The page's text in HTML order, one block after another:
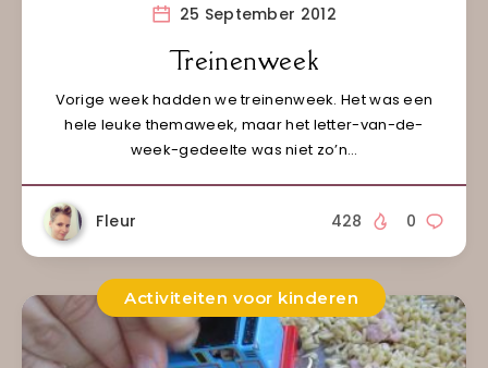
25 September 2012
Treinenweek
Vorige week hadden we treinenweek. Het was een
hele leuke themaweek, maar het letter-van-de-
week-gedeelte was niet zo’n…
Fleur 0
428
Activiteiten voor kinderen